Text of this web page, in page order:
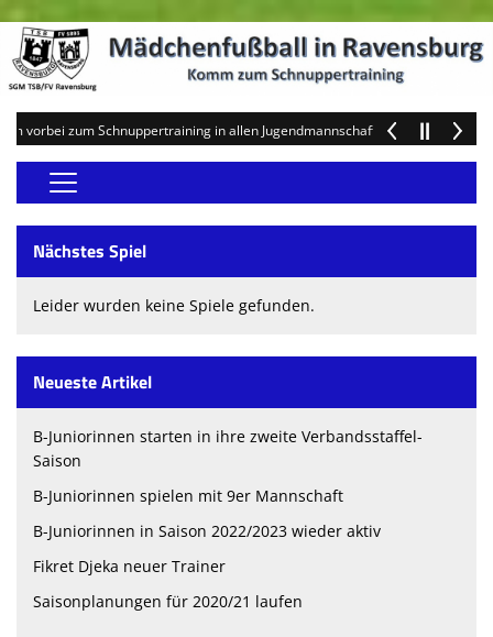
Schnuppertraining in allen Jugendmannschaften und werde Teil unseres
Home
Schnuppertraining Mädchen
Schnuppertraining F-Mädchen
Teams
Vereinsnews
Spielplan
Spielstätten
Nächstes Spiel
Leider wurden keine Spiele gefunden.
Neueste Artikel
B-Juniorinnen starten in ihre zweite Verbandsstaffel-
Saison
B-Juniorinnen spielen mit 9er Mannschaft
B-Juniorinnen in Saison 2022/2023 wieder aktiv
Fikret Djeka neuer Trainer
Saisonplanungen für 2020/21 laufen